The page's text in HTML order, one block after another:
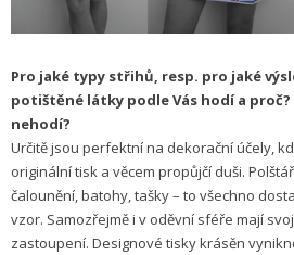
Pro jaké typy střihů, resp. pro jaké
potištěné látky podle Vás hodí a
nehodí?
Určitě jsou perfektní na dekorační účely,
originální tisk a věcem propůjčí duši.
čalounění, batohy, tašky – to všechno
vzor. Samozřejmě i v oděvní sféře mají
zastoupení. Designové tisky krásěn